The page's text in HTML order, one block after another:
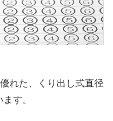
れた、くり出し式直径
す。